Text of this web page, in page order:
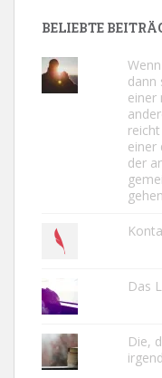
BELIEBTE
dann
einer
einer
der
Das
Die,